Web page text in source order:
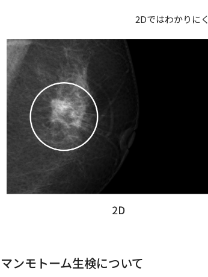
2Dではわかりに
マンモトーム生検について